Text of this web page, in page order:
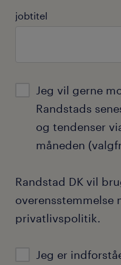
jobtitel
Jeg vil gerne
Randstads
og tendenser
måneden
Randstad DK vil
overensstemmelse
privatlivspolitik.
Jeg er